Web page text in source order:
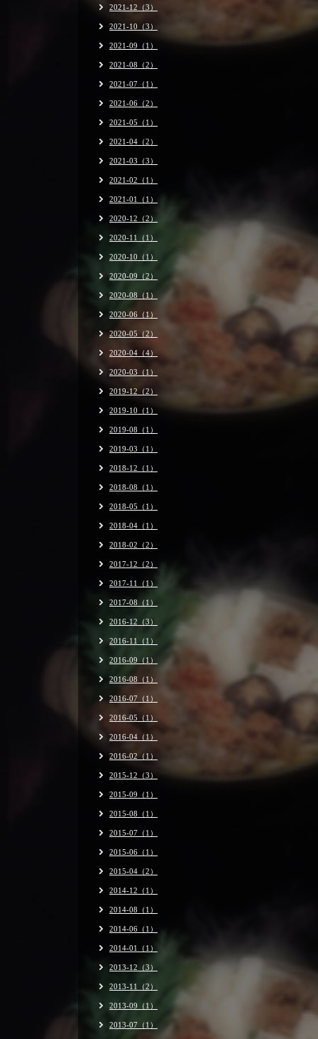
2021-12（3）
2021-10（3）
2021-09（1）
2021-08（2）
2021-07（1）
2021-06（2）
2021-05（1）
2021-04（2）
2021-03（3）
2021-02（1）
2021-01（1）
2020-12（2）
2020-11（1）
2020-10（1）
2020-09（2）
2020-08（1）
2020-06（1）
2020-05（2）
2020-04（4）
2020-03（1）
2019-12（2）
2019-10（1）
2019-08（1）
2019-03（1）
2018-12（1）
2018-08（1）
2018-05（1）
2018-04（1）
2018-02（2）
2017-12（2）
2017-11（1）
2017-08（1）
2016-12（3）
2016-11（1）
2016-09（1）
2016-08（1）
2016-07（1）
2016-05（1）
2016-04（1）
2016-02（1）
2015-12（3）
2015-09（1）
2015-08（1）
2015-07（1）
2015-06（1）
2015-04（2）
2014-12（1）
2014-08（1）
2014-06（1）
2014-01（1）
2013-12（3）
2013-11（2）
2013-09（1）
2013-07（1）